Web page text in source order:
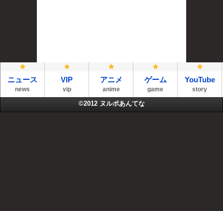
ニュース
news
VIP
vip
アニメ
anime
ゲーム
game
YouTube
story
©2012 ヌルポあんてな